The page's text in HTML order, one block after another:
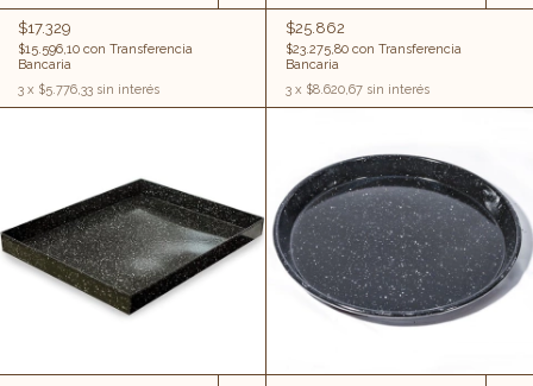
$17.329
$15.596,10 con Transferencia
Bancaria
3 x $5.776,33 sin interés
$25.862
$23.275,80 con Transferencia
Bancaria
3 x $8.620,67 sin interés